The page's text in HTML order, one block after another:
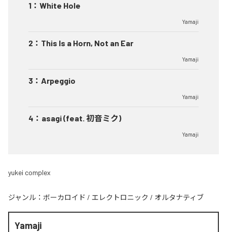
1 ： White Hole
Yamaji
2 ： This Is a Horn, Not an Ear
Yamaji
3 ： Arpeggio
Yamaji
4 ： asagi (feat. 初音ミク)
Yamaji
yukei complex
ジャンル： ボーカロイド / エレクトロニック / オルタナティブ
Yamaji